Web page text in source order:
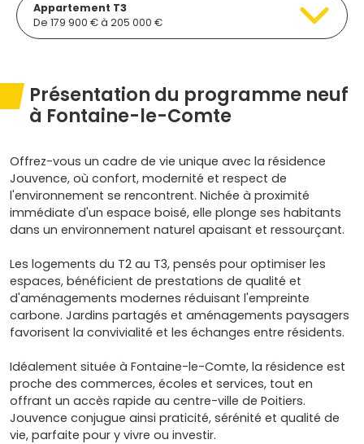
Appartement T3
De 179 900 € à 205 000 €
Présentation du programme neuf
à Fontaine-le-Comte
Offrez-vous un cadre de vie unique avec la résidence
Jouvence, où confort, modernité et respect de
l'environnement se rencontrent. Nichée à proximité
immédiate d'un espace boisé, elle plonge ses habitants
dans un environnement naturel apaisant et ressourçant.
Les logements du T2 au T3, pensés pour optimiser les
espaces, bénéficient de prestations de qualité et
d'aménagements modernes réduisant l'empreinte
carbone. Jardins partagés et aménagements paysagers
favorisent la convivialité et les échanges entre résidents.
Idéalement située à Fontaine-le-Comte, la résidence est
proche des commerces, écoles et services, tout en
offrant un accès rapide au centre-ville de Poitiers.
Jouvence conjugue ainsi praticité, sérénité et qualité de
vie, parfaite pour y vivre ou investir.